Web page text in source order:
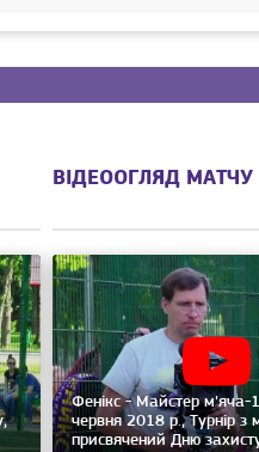
ВІДЕООГЛЯД МАТЧУ
Фенікс - Майстер м'яча-
червня 2018 р., Турнір з
присвячений Дню